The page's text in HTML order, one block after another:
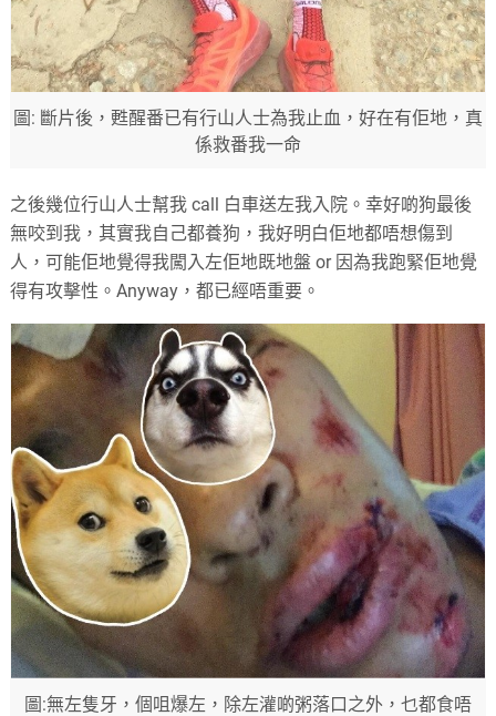
圖: 斷片後，甦醒番已有行山人士為我止血，好在有佢地，真
係救番我一命
之後幾位行山人士幫我 call 白車送左我入院。幸好啲狗最後
無咬到我，其實我自己都養狗，我好明白佢地都唔想傷到
人，可能佢地覺得我闖入左佢地既地盤 or 因為我跑緊佢地覺
得有攻擊性。Anyway，都已經唔重要。
圖:無左隻牙，個咀爆左，除左灌啲粥落口之外，乜都食唔